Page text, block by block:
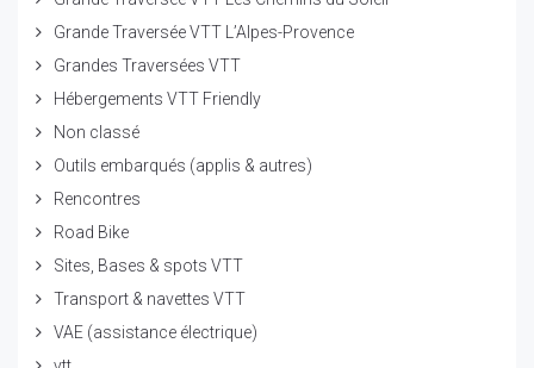
Grande Traversée VTT L’Alpes-Provence
Grandes Traversées VTT
Hébergements VTT Friendly
Non classé
Outils embarqués (applis & autres)
Rencontres
Road Bike
Sites, Bases & spots VTT
Transport & navettes VTT
VAE (assistance électrique)